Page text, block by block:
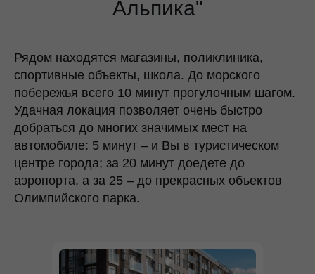
Альпика"
Рядом находятся магазины, поликлиника,
спортивные объекты, школа. До морского
побережья всего 10 минут прогулочным шагом.
Удачная локация позволяет очень быстро
добраться до многих значимых мест на
автомобиле: 5 минут – и Вы в туристическом
центре города; за 20 минут доедете до
аэропорта, а за 25 – до прекрасных объектов
Олимпийского парка.